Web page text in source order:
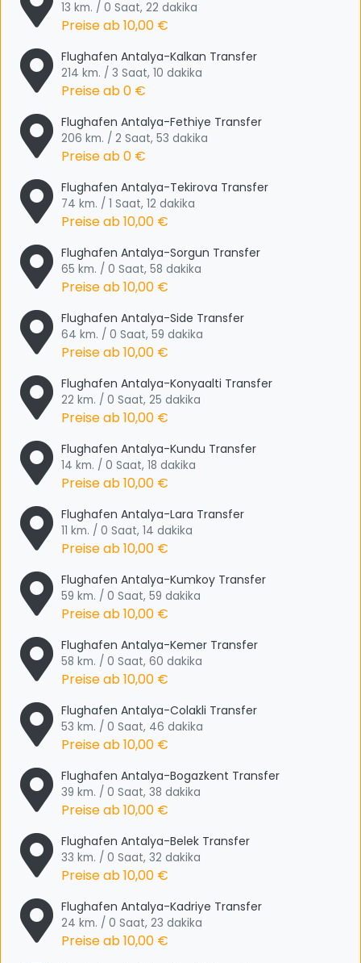
13 km. / 0 Saat, 22 dakika
Preise ab10,00 €
Flughafen Antalya-Kalkan Transfer
214 km. / 3 Saat, 10 dakika
Preise ab0 €
Flughafen Antalya-Fethiye Transfer
206 km. / 2 Saat, 53 dakika
Preise ab0 €
Flughafen Antalya-Tekirova Transfer
74 km. / 1 Saat, 12 dakika
Preise ab10,00 €
Flughafen Antalya-Sorgun Transfer
65 km. / 0 Saat, 58 dakika
Preise ab10,00 €
Flughafen Antalya-Side Transfer
64 km. / 0 Saat, 59 dakika
Preise ab10,00 €
Flughafen Antalya-Konyaalti Transfer
22 km. / 0 Saat, 25 dakika
Preise ab10,00 €
Flughafen Antalya-Kundu Transfer
14 km. / 0 Saat, 18 dakika
Preise ab10,00 €
Flughafen Antalya-Lara Transfer
11 km. / 0 Saat, 14 dakika
Preise ab10,00 €
Flughafen Antalya-Kumkoy Transfer
59 km. / 0 Saat, 59 dakika
Preise ab10,00 €
Flughafen Antalya-Kemer Transfer
58 km. / 0 Saat, 60 dakika
Preise ab10,00 €
Flughafen Antalya-Colakli Transfer
53 km. / 0 Saat, 46 dakika
Preise ab10,00 €
Flughafen Antalya-Bogazkent Transfer
39 km. / 0 Saat, 38 dakika
Preise ab10,00 €
Flughafen Antalya-Belek Transfer
33 km. / 0 Saat, 32 dakika
Preise ab10,00 €
Flughafen Antalya-Kadriye Transfer
24 km. / 0 Saat, 23 dakika
Preise ab10,00 €